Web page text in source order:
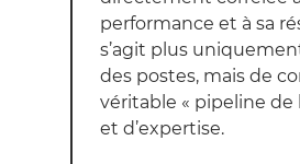
performance et à sa
s’agit plus
des postes, mais de
véritable « pipeline de
et d’expertise.